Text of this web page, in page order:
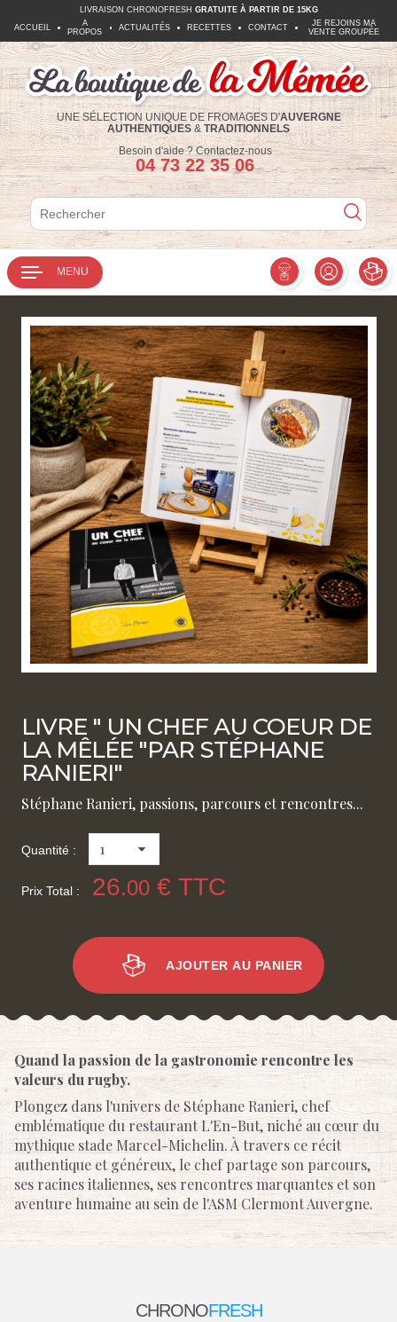
LIVRAISON CHRONOFRESH GRATUITE À PARTIR DE 15KG
ACCUEIL
A
PROPOS
ACTUALITÉS RECETTES CONTACT
JE REJOINS MA
VENTE GROUPÉE
UNE SÉLECTION UNIQUE DE FROMAGES D'AUVERGNE
AUTHENTIQUES & TRADITIONNELS
Besoin d'aide ?Contactez-nous
Téléphone :
04 73 22 35 06
Rechercher
Rechercher
MENU
LIVRE " UN CHEF AU COEUR DE
LA MÊLÉE "PAR STÉPHANE
RANIERI"
Stéphane Ranieri, passions, parcours et rencontres...
Quantité :
Prix Total : 26.00€ TTC
AJOUTER AU PANIER
Quand la passion de la gastronomie rencontre les
valeurs du rugby.
Plongez dans l'univers de Stéphane Ranieri, chef
emblématique du restaurant L'En-But, niché au cœur du
mythique stade Marcel-Michelin. À travers ce récit
authentique et généreux, le chef partage son parcours,
ses racines italiennes, ses rencontres marquantes et son
aventure humaine au sein de l'ASM Clermont Auvergne.
CHRONOFRESH